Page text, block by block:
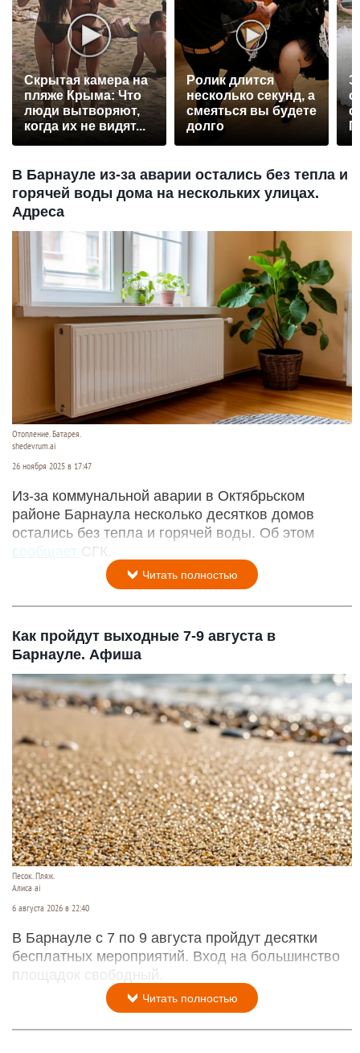
Скрытая камера на
пляже Крыма: Что
люди вытворяют,
когда их не видят...
Ролик длится
несколько секунд, а
смеяться вы будете
долго
В Барнауле из-за аварии остались без тепла и
горячей воды дома на нескольких улицах.
Адреса
Отопление. Батарея.
shedevrum.ai
26 ноября 2025 в 17:47
Из-за коммунальной аварии в Октябрьском
районе Барнаула несколько десятков домов
остались без тепла и горячей воды. Об этом
сообщает СГК.
Читать полностью
Как пройдут выходные 7-9 августа в
Барнауле. Афиша
Песок. Пляж.
Алиса ai
6 августа 2026 в 22:40
В Барнауле с 7 по 9 августа пройдут десятки
бесплатных мероприятий. Вход на большинство
площадок свободный.
Читать полностью